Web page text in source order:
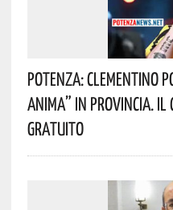
Potenza: Clementino
Anima” In Provincia.
Gratuito